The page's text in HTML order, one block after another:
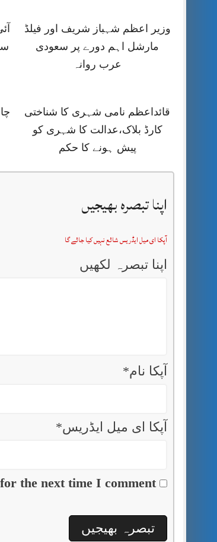
وزیر اعظم شہباز شریف اور فیلڈ
مارشل اہم دورے پر سعودی
عرب روانہ
قائداعظم نامی شہری کا شناختی
کارڈ بلاک،عدالت کا شہری کو
پیش ہونے کا حکم
اپنا تبصرہ بھیجیں
آپکا ای میل ایڈریس شائع نہیں کیا جائے گا
اپنا تبصرہ لکھیں
آپکا نام*
آپکا ای میل ایڈریس*
the next time I comment.